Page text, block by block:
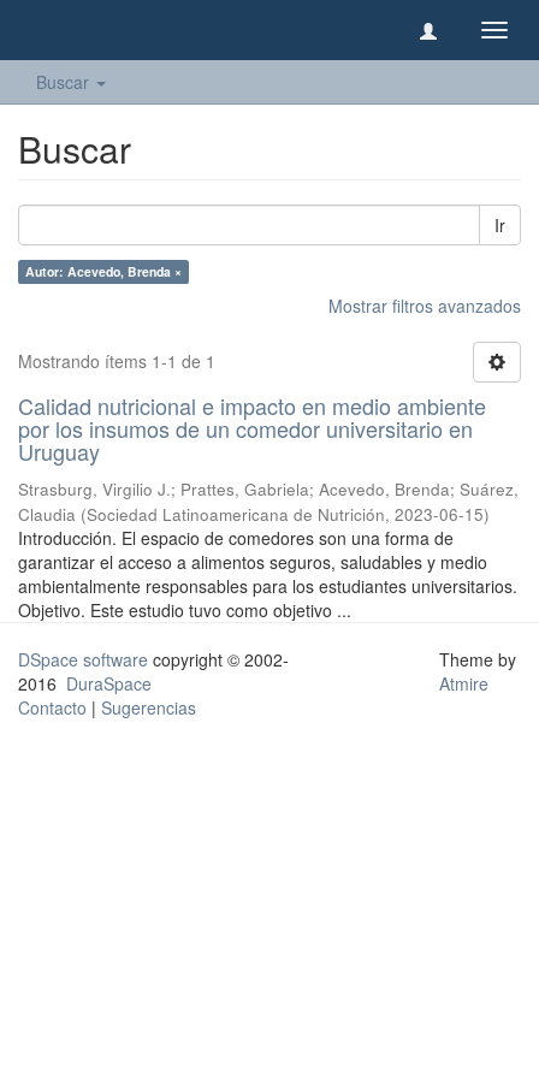
Buscar
Buscar
Ir
Autor: Acevedo, Brenda ×
Mostrar filtros avanzados
Mostrando ítems 1-1 de 1
Calidad nutricional e impacto en medio ambiente
por los insumos de un comedor universitario en
Uruguay
Strasburg, Virgilio J.; Prattes, Gabriela; Acevedo, Brenda; Suárez,
Claudia (Sociedad Latinoamericana de Nutrición, 2023-06-15)
Introducción. El espacio de comedores son una forma de
garantizar el acceso a alimentos seguros, saludables y medio
ambientalmente responsables para los estudiantes universitarios.
Objetivo. Este estudio tuvo como objetivo ...
DSpace software copyright © 2002-
2016 DuraSpace
Contacto | Sugerencias
Theme by
Atmire